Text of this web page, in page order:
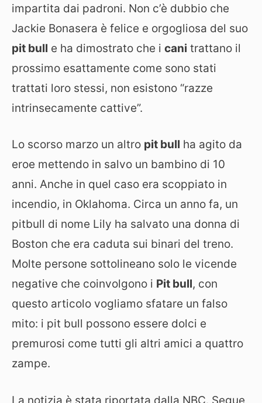
impartita dai padroni. Non c’è dubbio che
Jackie Bonasera è felice e orgogliosa del suo
pit bull e ha dimostrato che i cani trattano il
prossimo esattamente come sono stati
trattati loro stessi, non esistono “razze
intrinsecamente cattive”.
Lo scorso marzo un altro pit bull ha agito da
eroe mettendo in salvo un bambino di 10
anni. Anche in quel caso era scoppiato in
incendio, in Oklahoma. Circa un anno fa, un
pitbull di nome Lily ha salvato una donna di
Boston che era caduta sui binari del treno.
Molte persone sottolineano solo le vicende
negative che coinvolgono i Pit bull, con
questo articolo vogliamo sfatare un falso
mito: i pit bull possono essere dolci e
premurosi come tutti gli altri amici a quattro
zampe.
La notizia è stata riportata dalla NBC. Segue